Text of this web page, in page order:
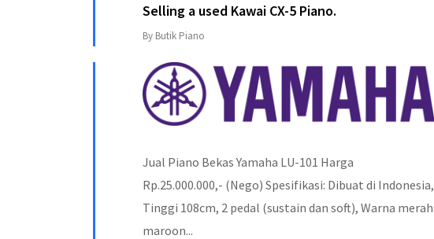
Selling a used Kawai CX-5 Piano.
By Butik Piano
Jual Piano Bekas Yamaha LU-101 Harga
Rp.25.000.000,- (Nego) Spesifikasi: Dibuat di Indonesia,
Tinggi 108cm, 2 pedal (sustain dan soft), Warna merah
maroon...